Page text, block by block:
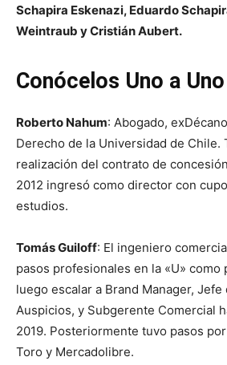
Schapira Eskenazi, Eduardo
Weintraub y Cristián Aubert.
Conócelos Uno a Uno
Roberto Nahum: Abogado,
Derecho de la Universidad de Chile.
realización del contrato de
2012 ingresó como director con
estudios.
Tomás Guiloff: El ingeniero
pasos profesionales en la «U» como
luego escalar a Brand Manager,
Auspicios, y Subgerente Comercial
2019. Posteriormente tuvo pasos
Toro y Mercadolibre.